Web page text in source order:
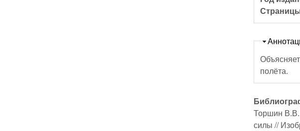
Скрыть
полёта.
Торшин
силы //